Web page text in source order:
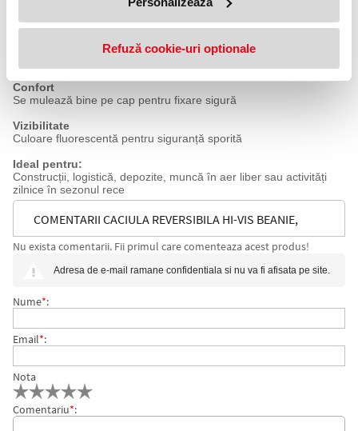
Refuză cookie-uri optionale
Căptușeală fleece pentru protecție împotriva frigului
Confort
Se mulează bine pe cap pentru fixare sigură
Vizibilitate
Culoare fluorescentă pentru siguranță sporită
Ideal pentru:
Construcții, logistică, depozite, muncă în aer liber sau activități
zilnice în sezonul rece
COMENTARII CACIULA REVERSIBILA HI-VIS BEANIE,
GALBEN/NEGRU, PORTWEST
Nu exista comentarii. Fii primul care comenteaza acest produs!
Adresa de e-mail ramane confidentiala si nu va fi afisata pe site.
Nume*:
Email*:
Nota
Comentariu*: